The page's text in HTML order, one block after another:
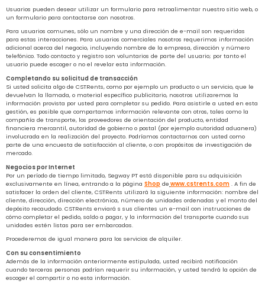
Usuarios pueden desear utilizar un formulario para retroalimentar nuestro sitio web, o
un formulario para contactarse con nosotros.
Para usuarios comunes, sólo un nombre y una dirección de e-mail son requeridas
para estas interacciones. Para usuarios comerciales nosotros requerimos información
adicional acerca del negocio, incluyendo nombre de la empresa, dirección y número
telefónico. Todo contacto y registro son voluntarios de parte del usuario; por tanto el
usuario puede escoger o no el revelar esta información.
Completando su solicitud de transacción
Si usted solicita algo de CSTRents, como por ejemplo un producto o un servicio, que le
devuelvan la llamada, o material específico publicitario, nosotros utilizaremos la
información provista por usted para completar su pedido. Para asistirle a usted en esta
gestión, es posible que compartamos información relevante con otros, tales como la
compañía de transporte, los proveedores de orientación del producto, entidad
financiera mercantil, autoridad de gobierno o postal (por ejemplo autoridad aduanera)
involucrada en la realización del proyecto. Podríamos contactarnos con usted como
parte de una encuesta de satisfacción al cliente, o con propósitos de investigación de
mercado.
Negocios por Internet
Por un período de tiempo limitado, Segway PT está disponible para su adquisición
exclusivamente en línea, entrando a la página Shop de www.cstrents.com . A fin de
satisfacer la orden del cliente, CSTRents utilizará la siguiente información: nombre del
cliente, dirección, dirección electrónica, número de unidades ordenadas y el monto del
depósito recaudado. CSTRents enviará s sus clientes un e-mail con instrucciones de
cómo completar el pedido, saldo a pagar, y la información del transporte cuando sus
unidades estén listas para ser embarcadas.
Procederemos de igual manera para los servicios de alquiler.
Con su consentimiento
Además de la información anteriormente estipulada, usted recibirá notificación
cuando terceras personas podrían requerir su información, y usted tendrá la opción de
escoger el compartir o no esta información.